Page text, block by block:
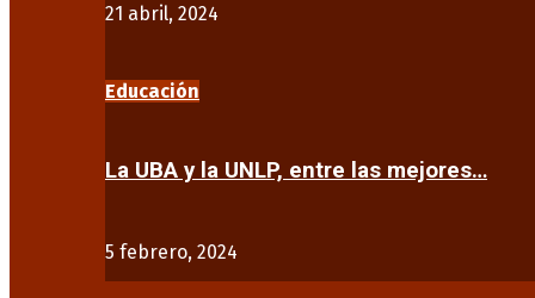
21 abril, 2024
Educación
La UBA y la UNLP, entre las mejores…
5 febrero, 2024